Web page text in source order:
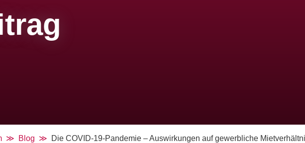
Blog Die COVID-19-Pandemie – Auswirkungen auf gewerbliche